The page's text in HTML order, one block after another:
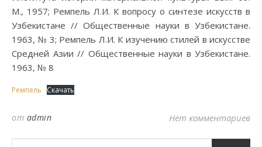
М., 1957; Ремпель Л.И. К вопросу о синтезе искусств в
Узбекистане // Общественные науки в Узбекистане.
1963, № 3; Ремпель Л.И. К изучению стилей в искусстве
Средней Азии // Общественные науки в Узбекистане.
1963, № 8
Ремпель Скачать
от admin Нет комментариев